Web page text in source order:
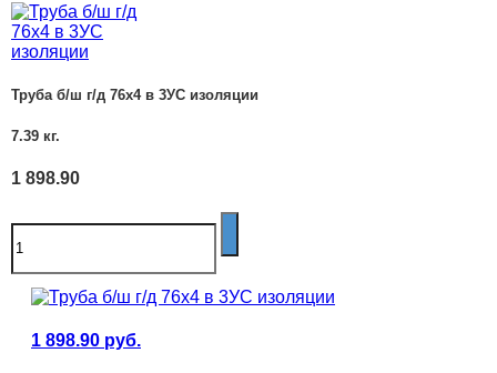
Труба б/ш г/д 76х4 в 3УС изоляции
7.39 кг.
1 898.90
1 898.90 руб.